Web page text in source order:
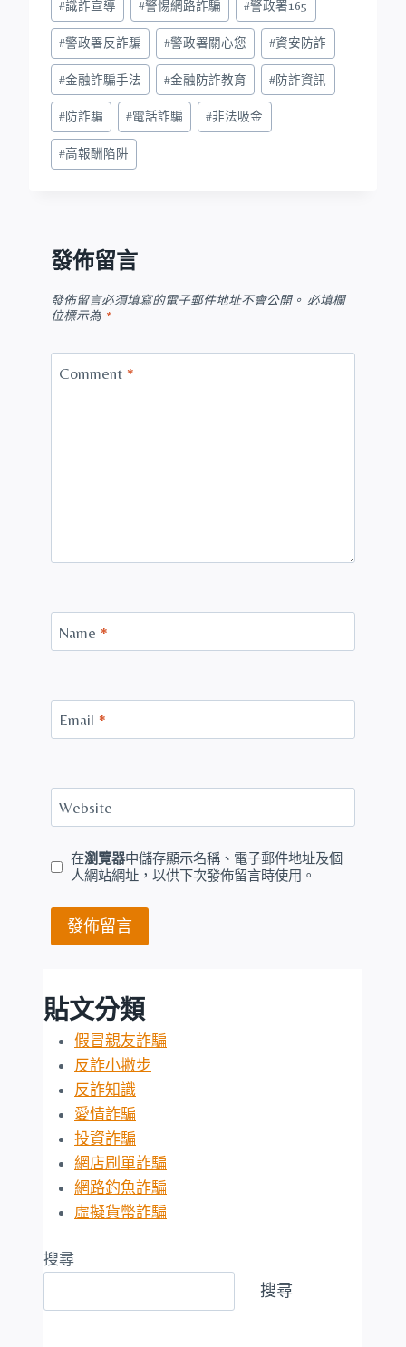
#識詐宣導 #警惕網路詐騙 #警政署165
#警政署反詐騙 #警政署關心您 #資安防詐
#金融詐騙手法 #金融防詐教育 #防詐資訊
#防詐騙 #電話詐騙 #非法吸金
#高報酬陷阱
發佈留言
發佈留言必須填寫的電子郵件地址不會公開。 必填欄
位標示為 *
Comment *
Name *
Email *
Website
在瀏覽器中儲存顯示名稱、電子郵件地址及個
人網站網址，以供下次發佈留言時使用。
貼文分類
假冒親友詐騙
反詐小撇步
反詐知識
愛情詐騙
投資詐騙
網店刷單詐騙
網路釣魚詐騙
虛擬貨幣詐騙
搜尋
搜尋